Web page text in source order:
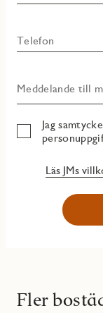
Telefon
Meddelande till
Jag
Läs JMs
Fler